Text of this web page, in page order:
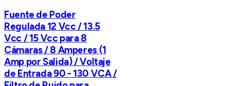
Fuente de Poder
Regulada 12 Vcc / 13.5
Vcc / 15 Vcc para 8
Cámaras / 8 Amperes (1
Amp por Salida) / Voltaje
de Entrada 90 - 130 VCA /